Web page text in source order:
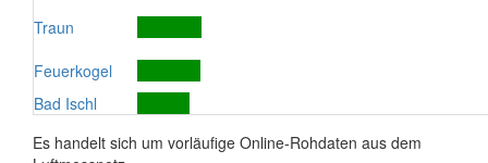
Traun
Feuerkogel
Bad Ischl
Es handelt sich um vorläufige Online-Rohdaten aus dem